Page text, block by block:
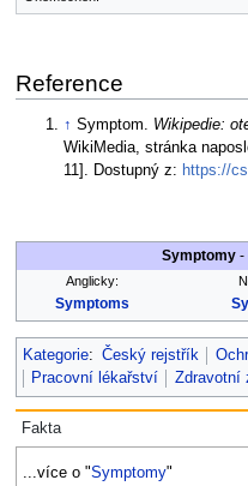
Reference
↑ Symptom. Wikipedie:
WikiMedia, stránka
11]. Dostupný z: https://
Symptomy-
Anglicky:
Symptoms
Kategorie: Český rejstřík
Pracovní lékařství
Zdravotní
Fakta
...více o "Symptomy"